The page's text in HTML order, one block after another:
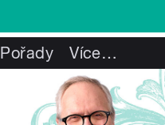
Pořady Více…